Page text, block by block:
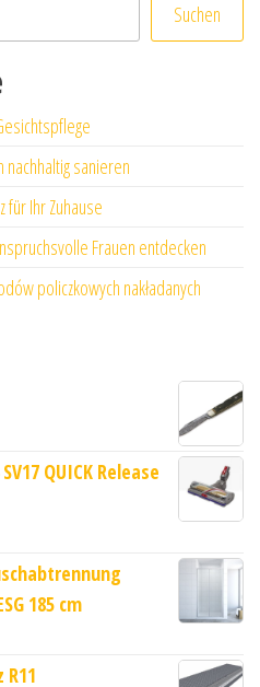
Suchen
sanieren
für Ihr Zuhause
Frauen entdecken
policzkowych nakładanych
QUICK Release
185 cm